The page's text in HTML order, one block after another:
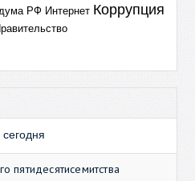
РФ Интернет Коррупция
сегодня
пятидесятисемитства